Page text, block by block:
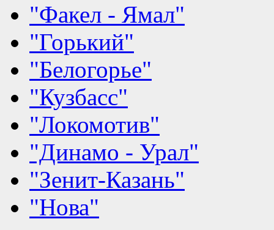
"Факел - Ямал"
"Горький"
"Белогорье"
"Кузбасс"
"Локомотив"
"Динамо - Урал"
"Зенит-Казань"
"Нова"